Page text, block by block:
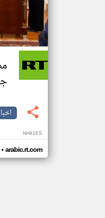
NH91ES
• arabic.rt.com